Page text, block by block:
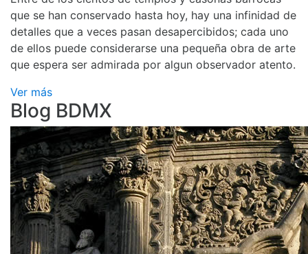
que se han conservado hasta hoy, hay una infinidad de
detalles que a veces pasan desapercibidos; cada uno
de ellos puede considerarse una pequeña obra de arte
que espera ser admirada por algun observador atento.
Ver más
Blog BDMX